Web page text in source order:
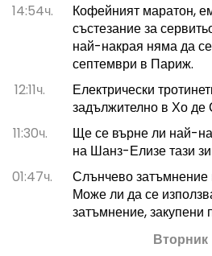
14:54ч.
Кофейният маратон,
състезание за
най-накрая няма да
септември в Париж.
12:11ч.
Електрически
задължително в Хо де
11:30ч.
Ще се върне ли най-
на Шанз-Елизе тази
01:47ч.
Слънчево затъмнение
Може ли да се
затъмнение, закупени
Вторник